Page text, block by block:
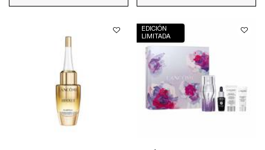
EDICIÓN
LIMITADA